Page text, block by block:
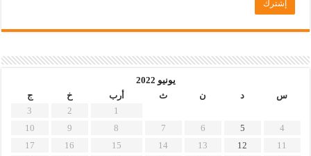
يونيو 2022
س
د ن ث أرب خ
ج
1
2
3
4
5
6
7
8
9
10
11
12
13
14
15
16
17